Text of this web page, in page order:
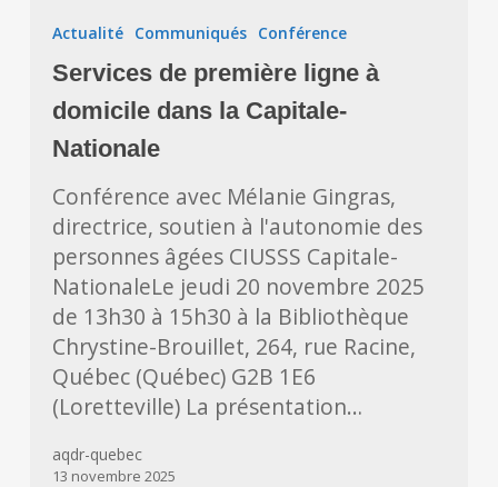
de
ligne
à
domicile
la
Capitale-
Nationale
Actualité Communiqués Conférence
Services de première ligne à
domicile dans la Capitale-
Nationale
Conférence avec Mélanie Gingras,
directrice, soutien à l'autonomie des
personnes âgées CIUSSS Capitale-
NationaleLe jeudi 20 novembre 2025
de 13h30 à 15h30 à la Bibliothèque
Chrystine-Brouillet, 264, rue Racine,
Québec (Québec) G2B 1E6
(Loretteville) La présentation…
aqdr-quebec
13 novembre 2025